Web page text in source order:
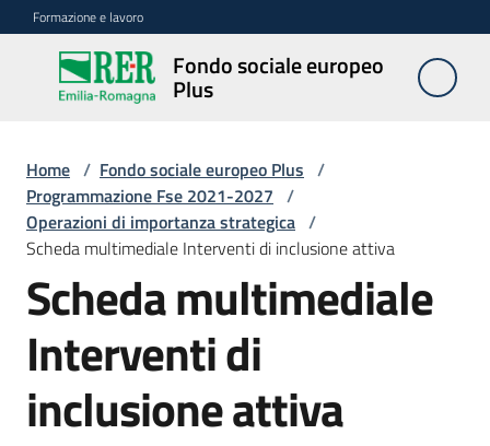
Vai al contenuto
Vai alla navigazione
Vai al footer
Formazione e lavoro
Fondo sociale europeo
Plus
Fondo
sociale
Plus
Programmazione
2021-
2027
Bandi
Home / Fondo sociale europeo Plus /
Programmazione Fse 2021-2027 /
Operazioni di importanza strategica /
Scheda multimediale Interventi di inclusione attiva
Scheda multimediale
Interventi di
inclusione attiva